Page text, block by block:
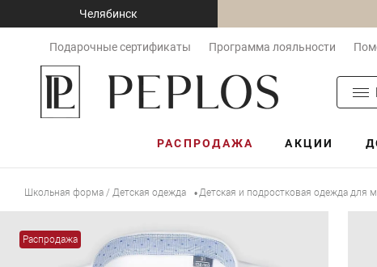
Челябинск
Подарочные сертификаты Программа лояльности
РАСПРОДАЖА АКЦИИ
Школьная форма / Детская одежда •Детская и подростковая одежда для
Распродажа